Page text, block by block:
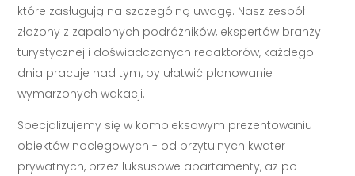
które zasługują na szczególną uwagę. Nasz zespół
złożony z zapalonych podróżników, ekspertów branży
turystycznej i doświadczonych redaktorów, każdego
dnia pracuje nad tym, by ułatwić planowanie
wymarzonych wakacji.
Specjalizujemy się w kompleksowym prezentowaniu
obiektów noclegowych - od przytulnych kwater
prywatnych, przez luksusowe apartamenty, aż po